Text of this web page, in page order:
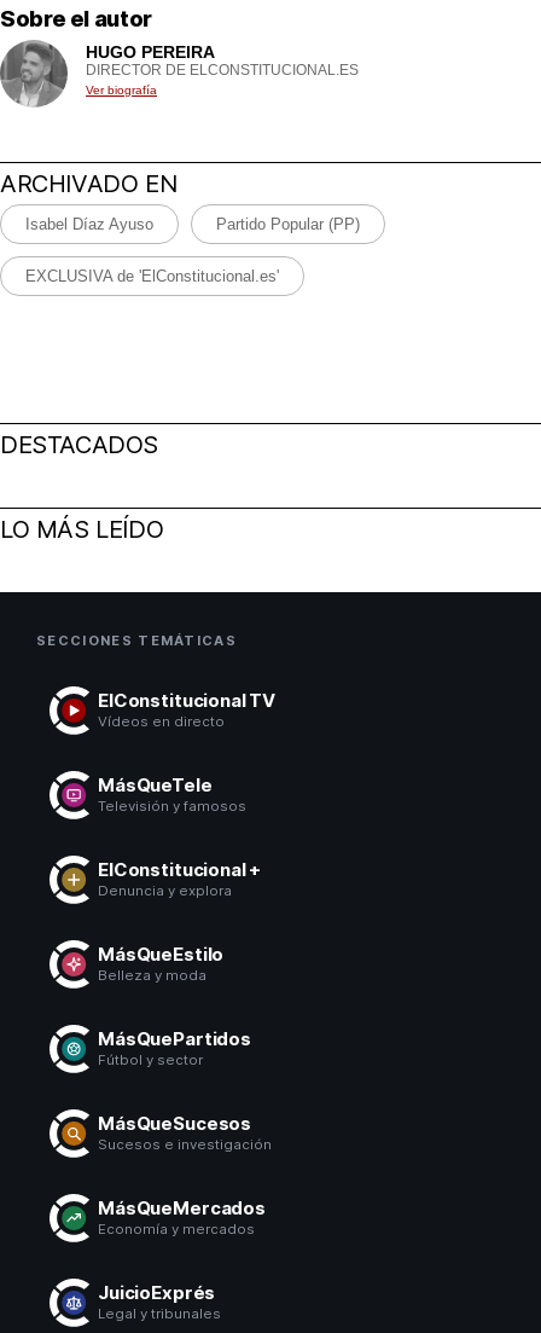
Sobre el autor
HUGO PEREIRA
DIRECTOR DE ELCONSTITUCIONAL.ES
Ver biografía
ARCHIVADO EN
Isabel Díaz Ayuso Partido Popular (PP)
EXCLUSIVA de 'ElConstitucional.es'
DESTACADOS
LO MÁS LEÍDO
SECCIONES TEMÁTICAS
ElConstitucional TV
Vídeos en directo
MásQueTele
Televisión y famosos
ElConstitucional +
Denuncia y explora
MásQueEstilo
Belleza y moda
MásQuePartidos
Fútbol y sector
MásQueSucesos
Sucesos e investigación
MásQueMercados
Economía y mercados
JuicioExprés
Legal y tribunales